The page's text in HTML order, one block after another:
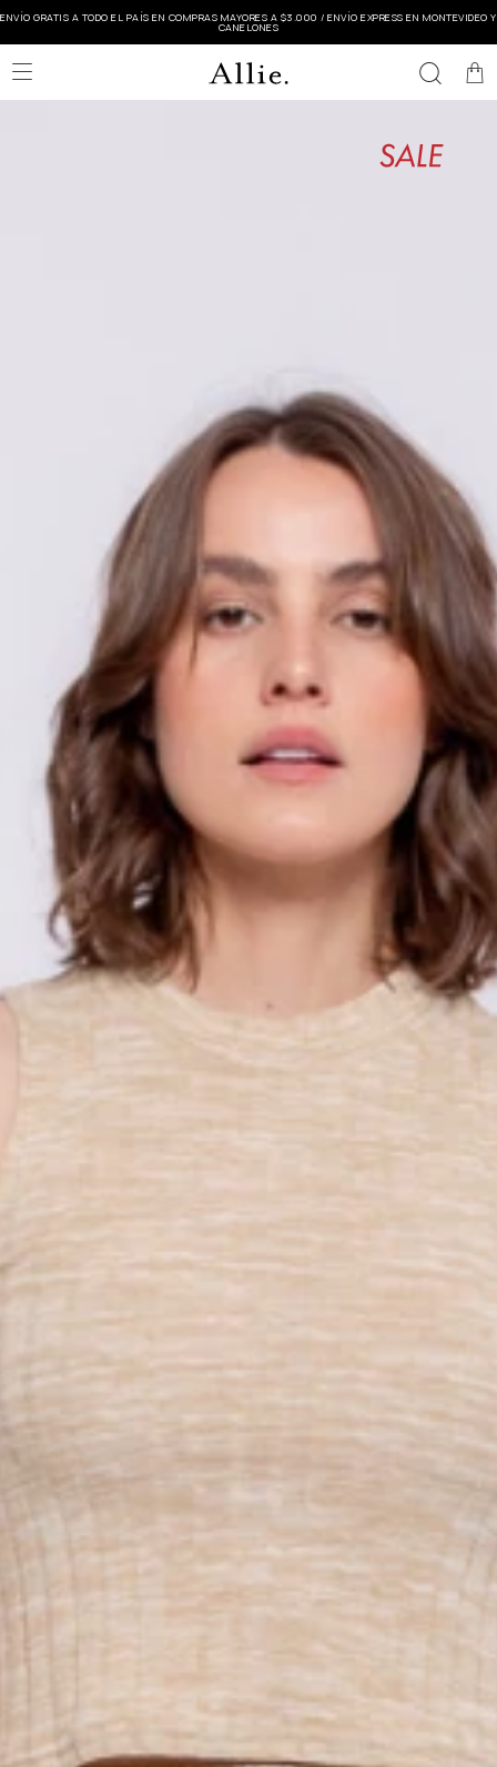
ENVÍO GRATIS A TODO EL PAÍS EN COMPRAS MAYORES A $3.000 / ENVÍO EXPRESS EN MONTEVIDEO Y
CANELONES
